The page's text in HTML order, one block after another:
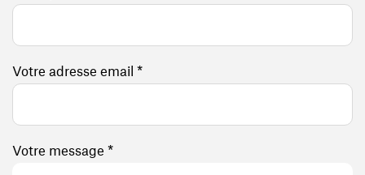
Votre adresse email *
Votre message *